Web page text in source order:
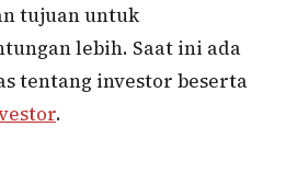
tujuan untuk
lebih. Saat ini ada
tentang investor beserta
.